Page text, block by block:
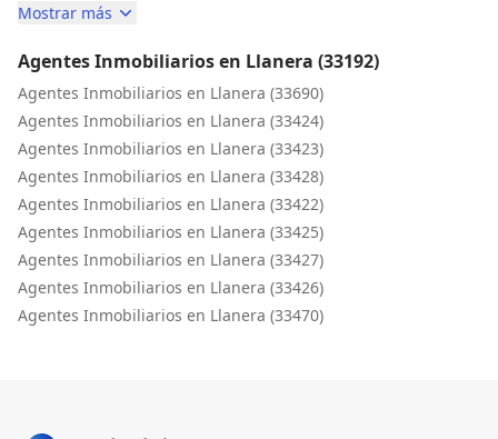
Mostrar más
Agentes Inmobiliarios en Llanera (33192)
Agentes Inmobiliarios en Llanera (33690)
Agentes Inmobiliarios en Llanera (33424)
Agentes Inmobiliarios en Llanera (33423)
Agentes Inmobiliarios en Llanera (33428)
Agentes Inmobiliarios en Llanera (33422)
Agentes Inmobiliarios en Llanera (33425)
Agentes Inmobiliarios en Llanera (33427)
Agentes Inmobiliarios en Llanera (33426)
Agentes Inmobiliarios en Llanera (33470)